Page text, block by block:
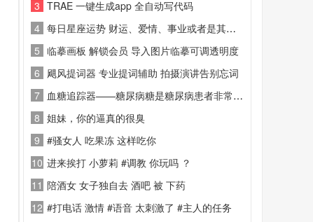
3 TRAE 一键生成app 全自动写代码
4 每日星座运势 财运、爱情、事业或者是其他的一些相关运势都可以通过这款软件找到。
5 临摹画板 解锁会员 导入图片临摹可调透明度
6 飓风提词器 专业提词辅助 拍摄演讲告别忘词
7 血糖追踪器——糖尿病糖是糖尿病患者非常有用的应用
8 姐妹，你的逼真的很臭
9 #骚女人 吃果冻 这样吃你
10 进来挨打 小萝莉 #调教 你玩吗 ？
11 陪酒女 女子独自去 酒吧 被 下药
12 #打电话 激情 #语音 太刺激了 #主人的任务